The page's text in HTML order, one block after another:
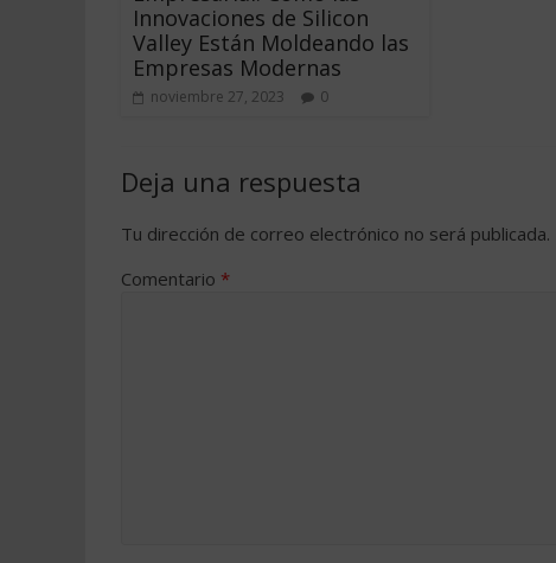
Innovaciones de Silicon
Valley Están Moldeando las
Empresas Modernas
noviembre 27, 2023 0
Deja una respuesta
Tu dirección de correo electrónico no será publicada.
Comentario *